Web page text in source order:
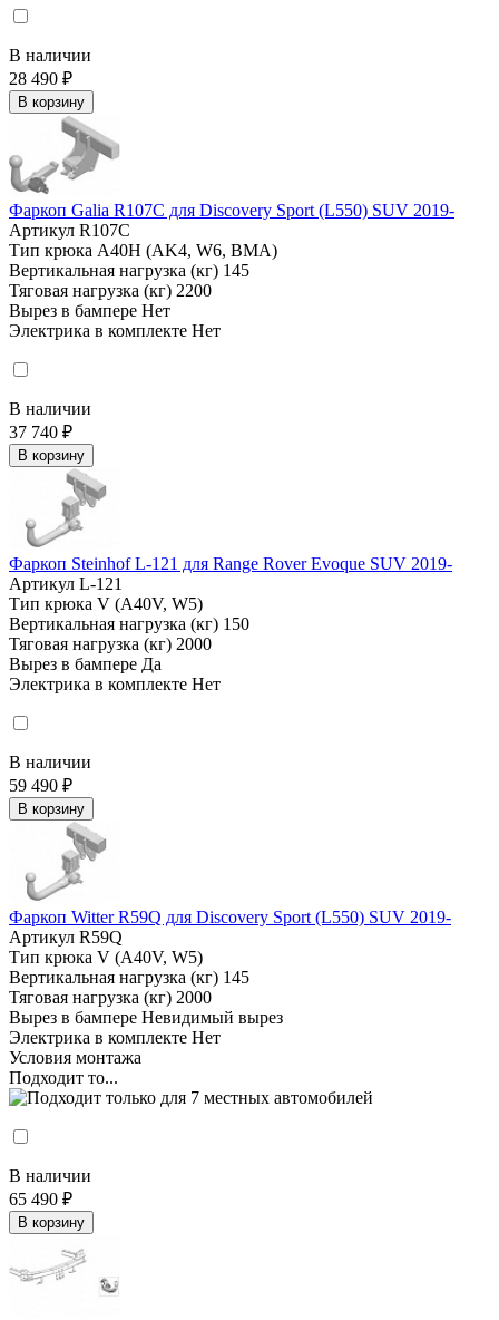
В наличии
28 490 ₽
В корзину
Фаркоп Galia R107C для Discovery Sport (L550) SUV 2019-
Артикул R107C
Тип крюка А40H (AK4, W6, BMA)
Вертикальная нагрузка (кг) 145
Тяговая нагрузка (кг) 2200
Вырез в бампере Нет
Электрика в комплекте Нет
В наличии
37 740 ₽
В корзину
Фаркоп Steinhof L-121 для Range Rover Evoque SUV 2019-
Артикул L-121
Тип крюка V (A40V, W5)
Вертикальная нагрузка (кг) 150
Тяговая нагрузка (кг) 2000
Вырез в бампере Да
Электрика в комплекте Нет
В наличии
59 490 ₽
В корзину
Фаркоп Witter R59Q для Discovery Sport (L550) SUV 2019-
Артикул R59Q
Тип крюка V (A40V, W5)
Вертикальная нагрузка (кг) 145
Тяговая нагрузка (кг) 2000
Вырез в бампере Невидимый вырез
Электрика в комплекте Нет
Условия монтажа
Подходит то...
В наличии
65 490 ₽
В корзину